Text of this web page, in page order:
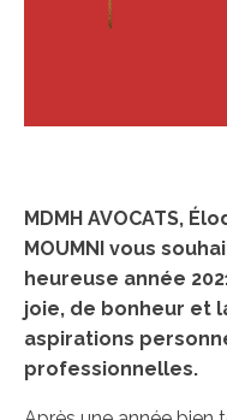
MDMH AVOCATS,
MOUMNI vous
heureuse année
joie, de bonheur et
aspirations
professionnelles.